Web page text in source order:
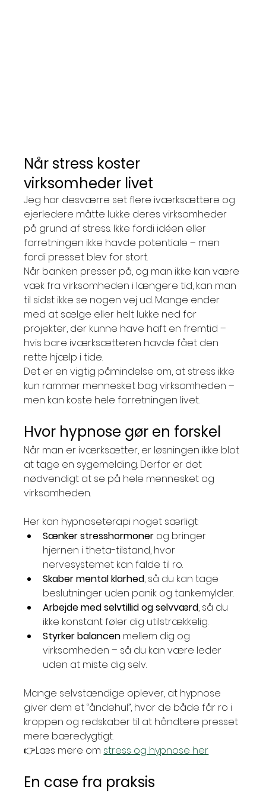
Når stress koster
virksomheder livet
Jeg har desværre set flere iværksættere og
ejerledere måtte lukke deres virksomheder
på grund af stress. Ikke fordi idéen eller
forretningen ikke havde potentiale – men
fordi presset blev for stort.
Når banken presser på, og man ikke kan være
væk fra virksomheden i længere tid, kan man
til sidst ikke se nogen vej ud. Mange ender
med at sælge eller helt lukke ned for
projekter, der kunne have haft en fremtid –
hvis bare iværksætteren havde fået den
rette hjælp i tide.
Det er en vigtig påmindelse om, at stress ikke
kun rammer mennesket bag virksomheden –
men kan koste hele forretningen livet.
Hvor hypnose gør en forskel
Når man er iværksætter, er løsningen ikke blot
at tage en sygemelding. Derfor er det
nødvendigt at se på hele mennesket og
virksomheden.
Her kan hypnoseterapi noget særligt:
Sænker stresshormoner og bringer
hjernen i theta-tilstand, hvor
nervesystemet kan falde til ro.
Skaber mental klarhed, så du kan tage
beslutninger uden panik og tankemylder.
Arbejde med selvtillid og selvværd, så du
ikke konstant føler dig utilstrækkelig.
Styrker balancen mellem dig og
virksomheden – så du kan være leder
uden at miste dig selv.
Mange selvstændige oplever, at hypnose
giver dem et “åndehul”, hvor de både får ro i
kroppen og redskaber til at håndtere presset
mere bæredygtigt.
👉Læs mere om stress og hypnose her
En case fra praksis